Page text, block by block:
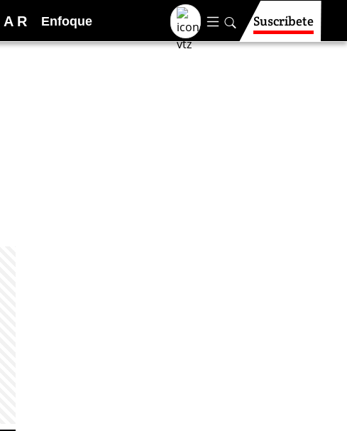
A R Enfoque Suscríbete